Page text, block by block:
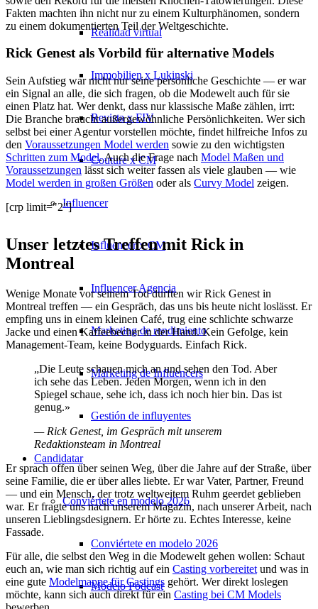
Realidad virtual
Immobilien x Lukinski
Revista x FIV
Couture x CM
Influencer
Influencer x CM
Influencer Agencia
Marketing de rendimiento
Marketing de Influencers
Gestión de influyentes
Candidatar
Conviértete en modelo 2026
Conviértete en modelo 2026
Modelo Podcast
Fakten machten ihn nicht nur zu einem Kulturphänomen, sondern
zu einem dokumentierten Teil der Weltgeschichte.
Rick Genest als Vorbild für alternative Models
Sein Aufstieg war nicht nur seine persönliche Geschichte — er war
ein Signal an alle, die sich fragen, ob die Modewelt auch für sie
einen Platz hat. Wer denkt, dass nur klassische Maße zählen, irrt:
Die Branche braucht außergewöhnliche Persönlichkeiten. Wer sich
selbst bei einer Agentur vorstellen möchte, findet hilfreiche Infos zu
den Voraussetzungen Model werden sowie zu den wichtigsten
Schritten zum Model. Auch die Frage nach Model Maßen und
Voraussetzungen lässt sich weiter fassen als viele glauben — wie
Model werden in großen Größen oder als Curvy Model zeigen.
[crp limit="2"]
Unser letztes Treffen mit Rick in
Montreal
Wenige Monate vor seinem Tod durften wir Rick Genest in
Montreal treffen — ein Gespräch, das uns bis heute nicht loslässt. Er
empfing uns in einem kleinen Café, trug eine schlichte schwarze
Jacke und einen Kaffeebecher in der Hand. Kein Gefolge, kein
Management-Team, keine Bodyguards. Einfach Rick.
„Die Leute schauen mich an und sehen den Tod. Aber
ich sehe das Leben. Jeden Morgen, wenn ich in den
Spiegel schaue, sehe ich, dass ich noch hier bin. Das ist
genug.»
— Rick Genest, im Gespräch mit unserem
Redaktionsteam in Montreal
Er sprach offen über seinen Weg, über die Jahre auf der Straße, über
seine Familie, die er über alles liebte. Er war Vater, Partner, Freund
— und ein Mensch, der trotz weltweitem Ruhm geerdet geblieben
war. Er fragte uns nach unserem Magazin, nach unserer Arbeit, nach
unseren Lieblingsdesignern. Er hörte zu. Echtes Interesse, keine
Fassade.
Für alle, die selbst den Weg in die Modewelt gehen wollen: Schaut
euch an, wie man sich richtig auf ein Casting vorbereitet und was in
eine gute Modelmappe für Castings gehört. Wer direkt loslegen
möchte, kann sich auch direkt für ein Casting bei CM Models